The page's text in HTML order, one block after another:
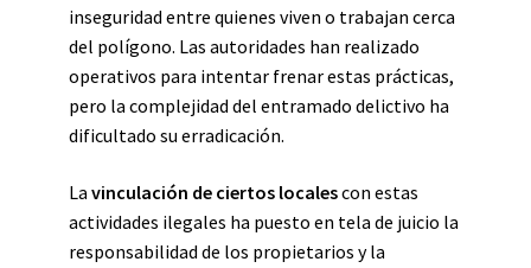
inseguridad entre quienes viven o trabajan cerca
del polígono. Las autoridades han realizado
operativos para intentar frenar estas prácticas,
pero la complejidad del entramado delictivo ha
dificultado su erradicación.
La vinculación de ciertos localescon estas
actividades ilegales ha puesto en tela de juicio la
responsabilidad de los propietarios y la